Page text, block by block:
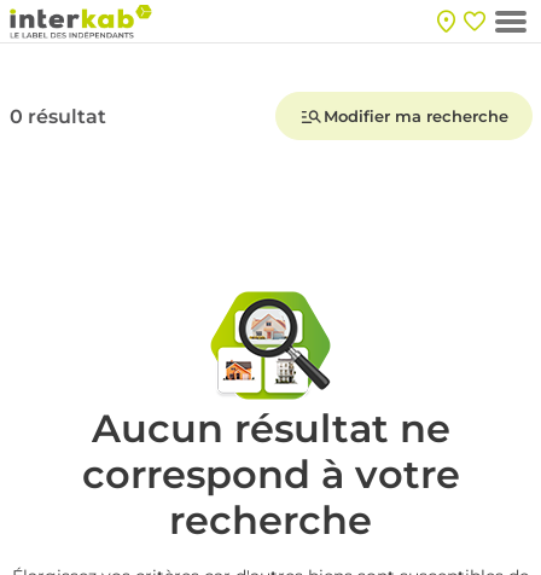
0 résultat Modifier ma recherche
Aucun résultat ne
correspond à votre
recherche